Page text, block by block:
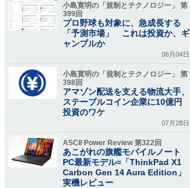
小島寛明の「規制とテクノロジー」 第
399回
プロ野球も対象に、急成長する
「予測市場」 これは投資か、ギ
ャンブルか
08月04日
小島寛明の「規制とテクノロジー」 第
398回
アマゾン配送を支える物流大手、
ステーブルコイン企業に10億円
投資のワケ
07月28日
ASCII Power Review 第322回
あこがれの旗艦モバイルノート
PC最新モデル=「ThinkPad X1
Carbon Gen 14 Aura Edition」
実機レビュー